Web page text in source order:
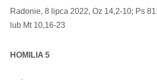
Radonie, 8 lipca 2022, Oz 14,2-10; Ps
lub Mt 10,16-23
HOMILIA 5